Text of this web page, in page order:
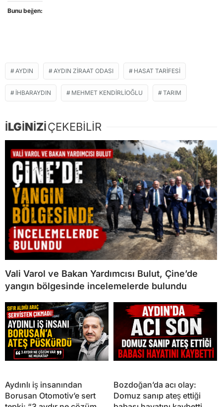
Bunu beğen:
AYDIN AYDIN ZIRAAT ODASI HASAT TARIFESI
İHBARAYDIN MEHMET KENDIRLIOĞLU TARIM
İLGİNİZİÇEKEBİLİR
Vali Varol ve Bakan Yardımcısı Bulut, Çine’de
yangın bölgesinde incelemelerde bulundu
Aydınlı iş insanından
Borusan Otomotiv’e sert
Bozdoğan’da acı olay:
Domuz sanıp ateş ettiği